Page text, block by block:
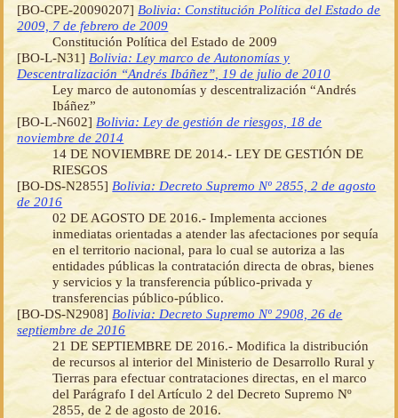
[BO-CPE-20090207] Bolivia: Constitución Política del Estado de
2009, 7 de febrero de 2009
Constitución Política del Estado de 2009
[BO-L-N31] Bolivia: Ley marco de Autonomías y
Descentralización “Andrés Ibáñez”, 19 de julio de 2010
Ley marco de autonomías y descentralización “Andrés
Ibáñez”
[BO-L-N602] Bolivia: Ley de gestión de riesgos, 18 de
noviembre de 2014
14 DE NOVIEMBRE DE 2014.- LEY DE GESTIÓN DE
RIESGOS
[BO-DS-N2855] Bolivia: Decreto Supremo Nº 2855, 2 de agosto
de 2016
02 DE AGOSTO DE 2016.- Implementa acciones
inmediatas orientadas a atender las afectaciones por sequía
en el territorio nacional, para lo cual se autoriza a las
entidades públicas la contratación directa de obras, bienes
y servicios y la transferencia público-privada y
transferencias público-público.
[BO-DS-N2908] Bolivia: Decreto Supremo Nº 2908, 26 de
septiembre de 2016
21 DE SEPTIEMBRE DE 2016.- Modifica la distribución
de recursos al interior del Ministerio de Desarrollo Rural y
Tierras para efectuar contrataciones directas, en el marco
del Parágrafo I del Artículo 2 del Decreto Supremo Nº
2855, de 2 de agosto de 2016.